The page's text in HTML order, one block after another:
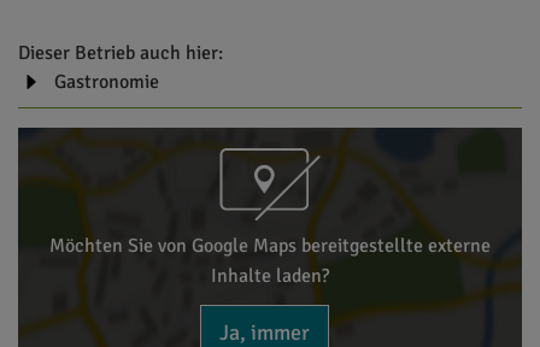
Dieser Betrieb auch hier:
Gastronomie
Möchten Sie von Google Maps bereitgestellte externe
Inhalte laden?
Ja, immer